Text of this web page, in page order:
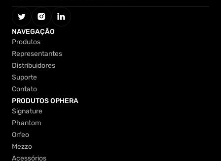
contato@opheraofficial.com
NAVEGAÇÃO
Produtos
Produtos
Representantes
Representantes
Distribuidores
Distribuidores
Suporte
Suporte
Contato
Contato
PRODUTOS OPHERA
Signature
Signature
Phantom
Phantom
Orfeo
Orfeo
Mezzo
Mezzo
Acessórios